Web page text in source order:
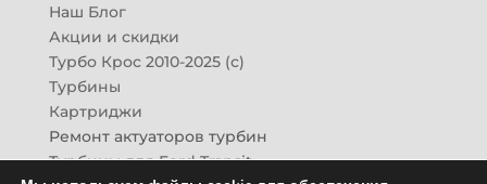
Наш Блог
Акции и скидки
Турбо Крос 2010-2025 (с)
Турбины
Картриджи
Ремонт актуаторов турбин
Турбины для Ford Transit